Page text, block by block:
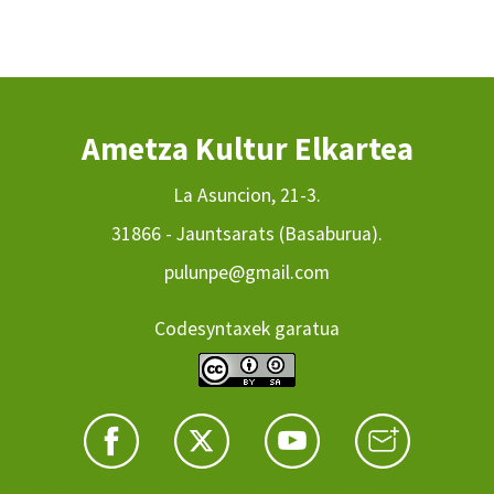
Ametza Kultur Elkartea
La Asuncion, 21-3.
31866 - Jauntsarats (Basaburua).
pulunpe@gmail.com
Codesyntaxek garatua